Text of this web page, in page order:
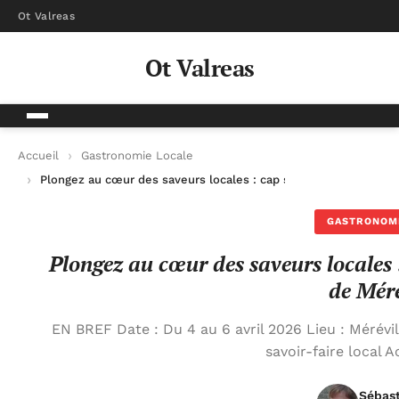
Ot Valreas
Ot Valreas
Accueil
Gastronomie Locale
Plongez au cœur des saveurs locales : cap sur la 64ème Foire
Plongez au cœur des saveurs
de
EN BREF Date : Du 4 au 6 avril 2026 Lieu :
savoir-faire local